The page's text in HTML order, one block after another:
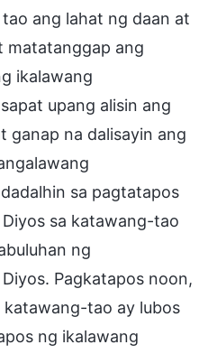
ang lahat ng daan at
matatanggap ang
ikalawang
upang alisin ang
ganap na dalisayin ang
sa pagtatapos
sa katawang-tao
ng
Pagkatapos noon,
katawang-tao ay lubos
ng ikalawang